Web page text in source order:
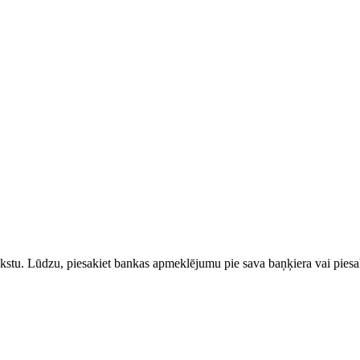
Lūdzu, piesakiet bankas apmeklējumu pie sava baņķiera vai